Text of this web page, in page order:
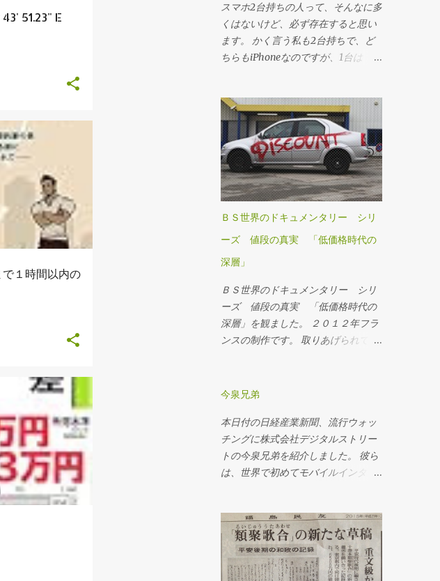
51.23" E
１時間以内の
スマホ2台持ちの人って、そんなに多
くはないけど、必ず存在すると思い
ます。 かく言う私も2台持ちで、ど
ちらもiPhoneなのですが、1台は
ほうが、購入直後に画面が粉々に割
れてしまうほどの衝撃を与えてしま
って、Touch ID認証がときどきバカ
になるという代物でした。 それで
も、利用できていたので、モバイル
SUICAをインストールしていたこと
Touch ID認証のほうにまとめており
ました。 しかし・・・、Touch ID認
証がぜんぜん機能的にダメになった
SUICA・JREポイント・えきねっとア
プリをインストールすることにしま
した。 その顛末をまとめておきま
す。
ＢＳ世界のドキュメンタリー シリ
ーズ 値段の真実 「低価格時代の
深層」
ＢＳ世界のドキュメンタリー シリ
ーズ 値段の真実 「低価格時代の
深層」を観ました。 ２０１２年フラ
ンスの制作です。 取りあげられてい
カウントストア、ルーマニアの養豚
者の意図はとても哲学的で、ディス
カウントが蔓延することそのもの
が、人生をディスカウントさせてい
る、というもの。低所得者を救うデ
いうのです。 いずれの事例も、１０
年位前の日本をほうふつとさせまし
た。 派遣契約のパイロットやキャビ
ンアテンダントの話は、高額な社会
今泉兄弟
本日付の日経産業新聞、流行ウォッ
チングに株式会社デジタルストリー
トの今泉兄弟を紹介しました。 彼ら
は、世界で初めてモバイルインター
ネスにした、業界では有名人です。
彼らとの出会いは、多分1999年、彼
らが創業してまもない頃だったよう
な気がします。電通を通じて紹介さ